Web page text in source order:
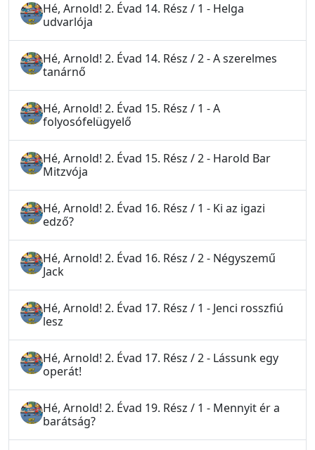
Hé, Arnold! 2. Évad 14. Rész / 1 - Helga
udvarlója
Hé, Arnold! 2. Évad 14. Rész / 2 - A szerelmes
tanárnő
Hé, Arnold! 2. Évad 15. Rész / 1 - A
folyosófelügyelő
Hé, Arnold! 2. Évad 15. Rész / 2 - Harold Bar
Mitzvója
Hé, Arnold! 2. Évad 16. Rész / 1 - Ki az igazi
edző?
Hé, Arnold! 2. Évad 16. Rész / 2 - Négyszemű
Jack
Hé, Arnold! 2. Évad 17. Rész / 1 - Jenci rosszfiú
lesz
Hé, Arnold! 2. Évad 17. Rész / 2 - Lássunk egy
operát!
Hé, Arnold! 2. Évad 19. Rész / 1 - Mennyit ér a
barátság?